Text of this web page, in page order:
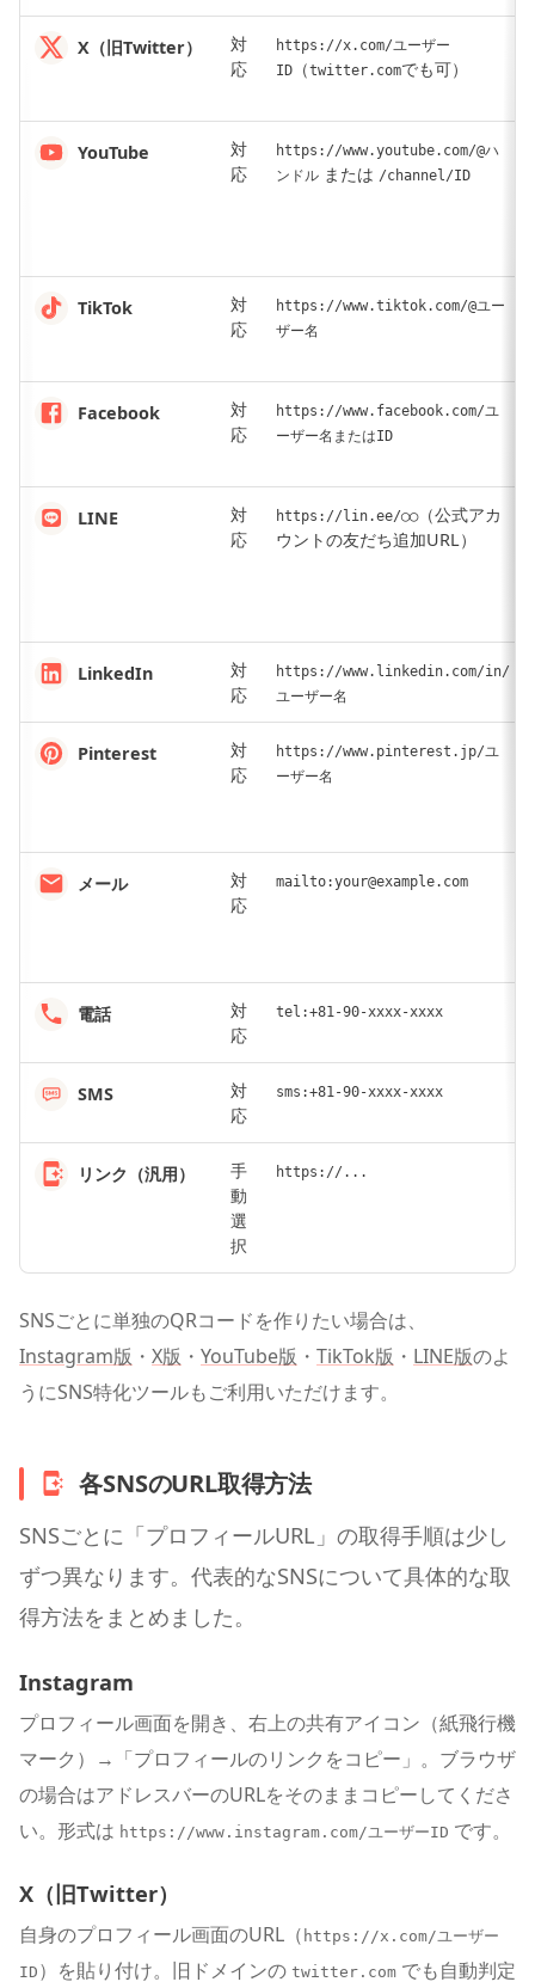
X（旧Twitter）
対
応
https://x.com/ユーザー
ID
（twitter.comでも可）
YouTube
対
応
https://www.youtube.com/@ハ
ンドル または /channel/ID
TikTok
対
応
https://www.tiktok.com/@ユー
ザー名
Facebook
対
応
https://www.facebook.com/ユ
ーザー名またはID
LINE
対
応
https://lin.ee/◯◯（公式アカ
ウントの友だち追加URL）
LinkedIn
対
応
https://www.linkedin.com/in/
ユーザー名
Pinterest
対
応
https://www.pinterest.jp/ユ
ーザー名
メール
対
応
mailto:your@example.com
電話
対
応
tel:+81-90-xxxx-xxxx
SMS
対
応
sms:+81-90-xxxx-xxxx
リンク（汎用）
手
動
選
択
https://...
SNSごとに単独のQRコードを作りたい場合は、
Instagram版 ・ X版 ・ YouTube版 ・ TikTok版 ・ LINE版のよ
うにSNS特化ツールもご利用いただけます。
各SNSのURL取得方法
SNSごとに「プロフィールURL」の取得手順は少し
ずつ異なります。代表的なSNSについて具体的な取
得方法をまとめました。
Instagram
プロフィール画面を開き、右上の共有アイコン（紙飛行機
マーク）→「プロフィールのリンクをコピー」。ブラウザ
の場合はアドレスバーのURLをそのままコピーしてくださ
い。形式は https://www.instagram.com/ユーザーID です。
X（旧Twitter）
自身のプロフィール画面のURL（ https://x.com/ユーザー
ID ）を貼り付け。旧ドメインの twitter.com でも自動判定